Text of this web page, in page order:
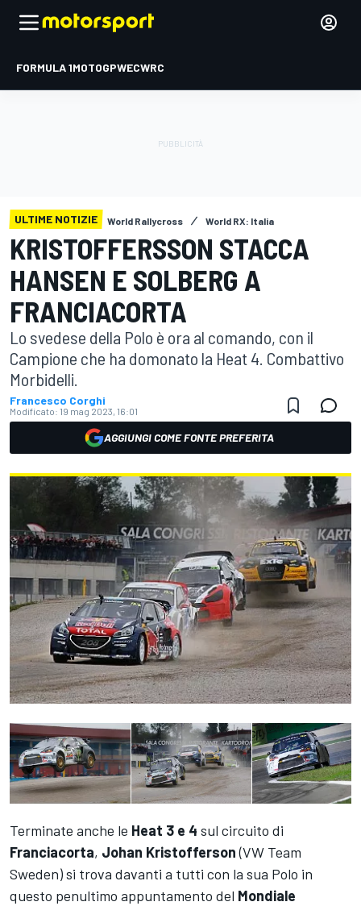
FORMULA 1MOTOGPWECWRC
ULTIME NOTIZIE World Rallycross World RX: Italia
KRISTOFFERSSON STACCA
HANSEN E SOLBERG A
FRANCIACORTA
Lo svedese della Polo è ora al comando, con il
Campione che ha domonato la Heat 4. Combattivo
Morbidelli.
Francesco Corghi
Modificato: 19 mag 2023, 16:01
AGGIUNGI COME FONTE PREFERITA
Terminate anche le Heat 3 e 4 sul circuito di
Franciacorta, Johan Kristofferson(VW Team
Sweden) si trova davanti a tutti con la sua Polo in
questo penultimo appuntamento del Mondiale